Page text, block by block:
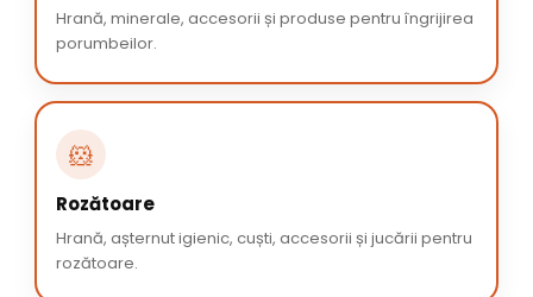
Hrană, minerale, accesorii și produse pentru îngrijirea
porumbeilor.
🐹
Rozătoare
Hrană, așternut igienic, cuști, accesorii și jucării pentru
rozătoare.